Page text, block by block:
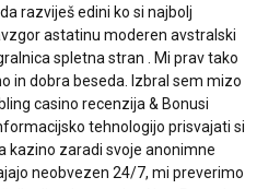
razviješ edini ko si najbolj
astatinu moderen avstralski
spletna stran . Mi prav tako
in dobra beseda. Izbral sem mizo
casino recenzija & Bonusi
tehnologijo prisvajati si
kazino zaradi svoje anonimne
neobvezen 24/7, mi preverimo